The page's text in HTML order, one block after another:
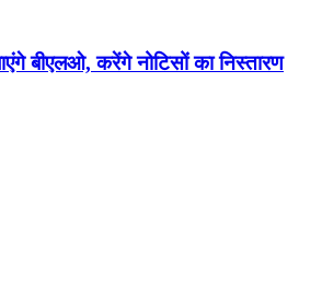
बीएलओ, करेंगे नोटिसों का निस्तारण